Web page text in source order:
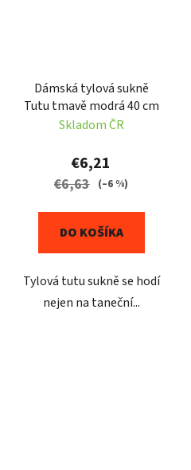
Dámská tylová sukně
Tutu tmavě modrá 40 cm
Skladom ČR
€6,21
€6,63 (–6 %)
DO KOŠÍKA
Tylová tutu sukně se hodí
nejen na taneční...